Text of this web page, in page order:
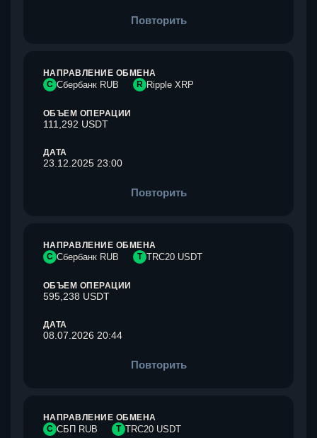
Повторить
НАПРАВЛЕНИЕ ОБМЕНА
С Сбербанк RUB R Ripple XRP
ОБЪЕМ ОПЕРАЦИИ
111,292 USDT
ДАТА
23.12.2025 23:00
Повторить
НАПРАВЛЕНИЕ ОБМЕНА
С Сбербанк RUB T TRC20 USDT
ОБЪЕМ ОПЕРАЦИИ
595,238 USDT
ДАТА
08.07.2026 20:44
Повторить
НАПРАВЛЕНИЕ ОБМЕНА
С СБП RUB T TRC20 USDT